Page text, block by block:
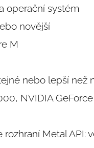
operační systém
novější
M
nebo lepší než
NVIDIA
Metal API: